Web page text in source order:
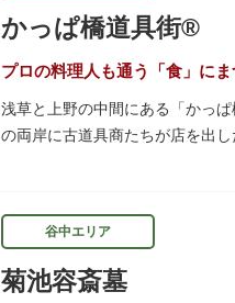
頼すると7日間毎朝祈祷してい
かっぱ橋道具街®
プロの料理人も通う「食」に
浅草と上野の中間にある「かっ
の両岸に古道具商たちが店を出
関東大震災後に川は塞がれ、現
すすめです。食品サンプル作り体
毎年、道具の日である10月9日前
異なる様々な催しものも行われま
谷中エリア
菊池容斎墓